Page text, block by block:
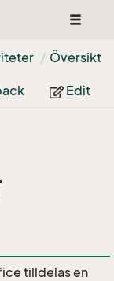
Toggle
Översikt
Edit
tilldelas en